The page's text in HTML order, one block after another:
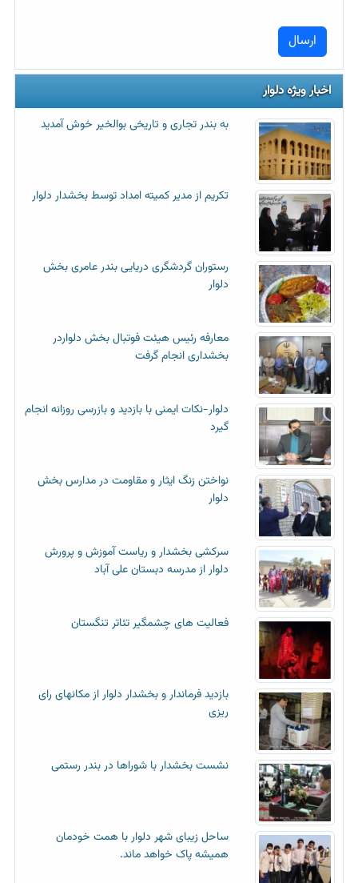
اخبار ویژه دلوار
به بندر تجاری و تاریخی بوالخیر خوش آمدید
تکریم از مدیر کمیته امداد توسط بخشدار دلوار
رستوران گردشگری دریایی بندر عامری بخش
دلوار
معارفه رئیس هیئت فوتبال بخش دلواردر
بخشداری انجام گرفت
دلوار-نکات ایمنی با بازدید و بازرسی روزانه انجام
گیرد
نواختن زنگ ایثار و مقاومت در مدارس بخش
دلوار
سرکشی بخشدار و ریاست آموزش و پرورش
دلوار از مدرسه دبستان علی آباد
فعالیت های چشمگیر تئاتر تنگستان
بازدید فرماندار و بخشدار دلوار از مکانهای رای
ریزی
نشست بخشدار با شوراها در بندر رستمی
ساحل زیبای شهر دلوار با همت خودمان
همیشه پاک خواهد ماند.